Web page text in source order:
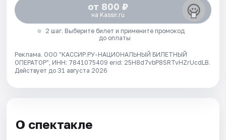
от 800 ₽
на Kassir.ru
2 шаг. Выберите билет и примените промокод
до оплаты
Реклама. ООО "КАССИР.РУ-НАЦИОНАЛЬНЫЙ БИЛЕТНЫЙ
ОПЕРАТОР", ИНН: 7841075409 erid: 25H8d7vbP8SRTvHZrUcdLB.
Действует до 31 августа 2026
О спектакле